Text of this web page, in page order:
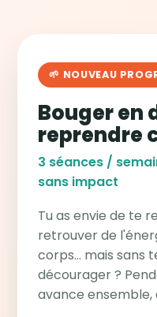
🌱 NOUVEAU
Bouger en
reprendre
3 séances /
sans impact
Tu as envie de te
retrouver de
corps… mais sans
décourager ?
avance